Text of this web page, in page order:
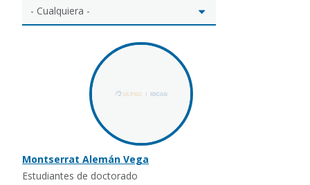
Montserrat Alemán Vega
Estudiantes de doctorado